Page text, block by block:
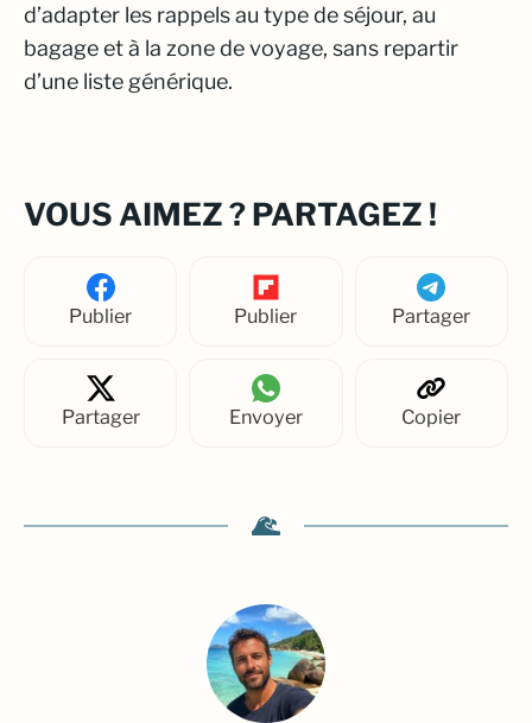
d’adapter les rappels au type de séjour, au
bagage et à la zone de voyage, sans repartir
d’une liste générique.
VOUS AIMEZ ? PARTAGEZ !
Publier Publier Partager
Partager Envoyer Copier